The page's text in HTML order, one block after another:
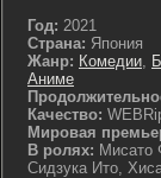
Год: 2021
Страна: Япония
Жанр: Комедии,
Аниме
Качество:
Мировая
В ролях: Мисато
Сидзука Ито,